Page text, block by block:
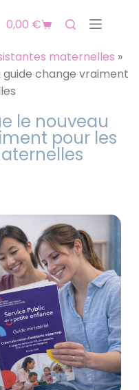
0,00 €
maternelles »
guide change vraiment
le nouveau
pour les